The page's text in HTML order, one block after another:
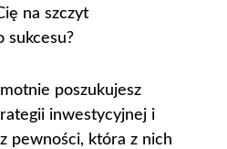
na szczyt
sukcesu?
poszukujesz
inwestycyjnej i
pewności, która z nich